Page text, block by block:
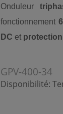
Onduleur
fonctionnement
DC et protection
GPV-400-34
Disponibilité: